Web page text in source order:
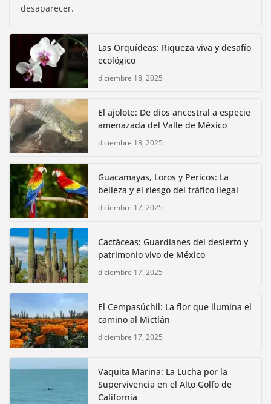
desaparecer.
Las Orquídeas: Riqueza viva y desafío
ecológico
diciembre 18, 2025
El ajolote: De dios ancestral a especie
amenazada del Valle de México
diciembre 18, 2025
Guacamayas, Loros y Pericos: La
belleza y el riesgo del tráfico ilegal
diciembre 17, 2025
Cactáceas: Guardianes del desierto y
patrimonio vivo de México
diciembre 17, 2025
El Cempasúchil: La flor que ilumina el
camino al Mictlán
diciembre 17, 2025
Vaquita Marina: La Lucha por la
Supervivencia en el Alto Golfo de
California